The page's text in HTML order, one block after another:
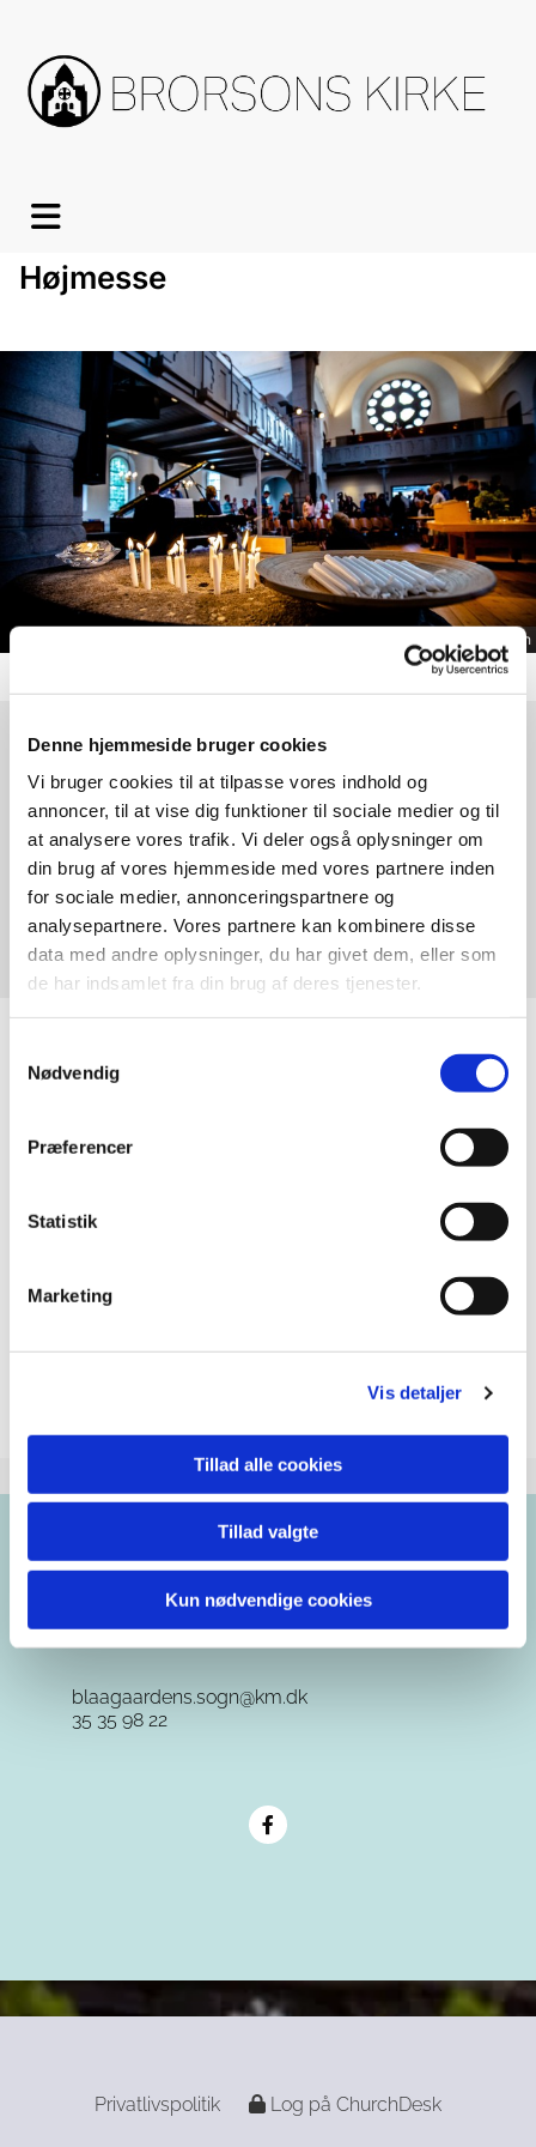
Denne hjemmeside bruger cookies
Vi bruger cookies til at tilpasse vores indhold og
annoncer, til at vise dig funktioner til sociale medier og til
at analysere vores trafik. Vi deler også oplysninger om
din brug af vores hjemmeside med vores partnere inden
for sociale medier, annonceringspartnere og
analysepartnere. Vores partnere kan kombinere disse
data med andre oplysninger, du har givet dem, eller som
de har indsamlet fra din brug af deres tjenester.
Nødvendig
Præferencer
Statistik
Marketing
Vis detaljer
Tillad alle cookies
Tillad valgte
Kun nødvendige cookies
Højmesse
© Rasmus Steffensen
Brorsons Kirke, Rantzausgade 49,
2200 København N
Mille Bang
Brorsons Kirke
Rantzausgade 49
blaagaardens.sogn@km.dk
35 35 98 22
Privatlivspolitik Log på ChurchDesk